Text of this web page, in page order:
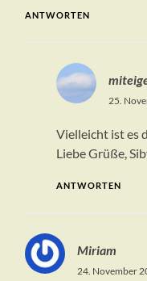
ANTWORTEN
25.
Vielleicht ist es
Liebe Grüße,
ANTWORTEN
Miriam
24. November